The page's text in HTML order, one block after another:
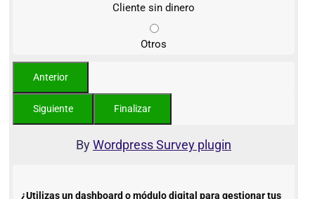
Cliente sin dinero
Otros
ByWordpress Survey plugin
¿Utilizas un dashboard o módulo digital para gestionar tus